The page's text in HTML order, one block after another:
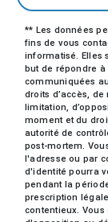
** Les données
fins de vous
informatisé. Elles
but de répondre
communiquées
droits d’accès,
limitation,
moment et du
autorité de
post-mortem.
l'adresse ou par
d'identité pourra
pendant la
prescription
contentieux.